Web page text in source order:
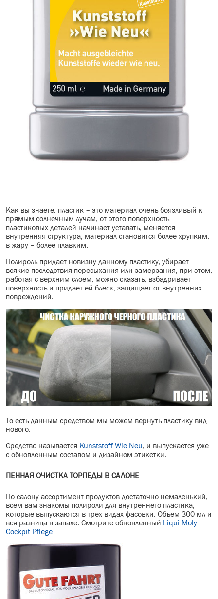
Как вы знаете, пластик – это материал очень боязливый к
прямым солнечным лучам, от этого поверхность
пластиковых деталей начинает уставать, меняется
внутренняя структура, материал становится более хрупким,
в жару – более плавким.
Полироль придает новизну данному пластику, убирает
всякие последствия пересыхания или замерзания, при этом,
работая с верхним слоем, можно сказать, взбадривает
поверхность и придает ей блеск, защищает от внутренних
повреждений.
То есть данным средством мы можем вернуть пластику вид
нового.
Средство называется Kunststoff Wie Neu, и выпускается уже
с обновленным составом и дизайном этикетки.
ПЕННАЯ ОЧИСТКА ТОРПЕДЫ В САЛОНЕ
По салону ассортимент продуктов достаточно немаленький,
всем вам знакомы полироли для внутреннего пластика,
которые выпускаются в трех видах фасовки. Объем 300 мл и
вся разница в запахе. Смотрите обновленный Liqui Moly
Cockpit Pflege